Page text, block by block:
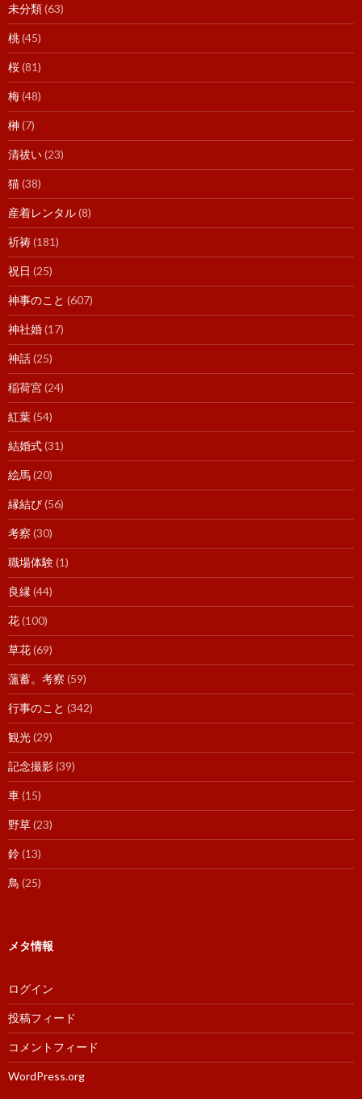
未分類(63)
桃(45)
桜(81)
梅(48)
榊(7)
清祓い(23)
猫(38)
産着レンタル(8)
祈祷(181)
祝日 (25)
神事のこと (607)
神社婚(17)
神話(25)
稲荷宮(24)
紅葉(54)
結婚式(31)
絵馬(20)
縁結び(56)
考察 (30)
職場体験(1)
良縁 (44)
花(100)
草花(69)
薀蓄。考察 (59)
行事のこと (342)
観光(29)
記念撮影(39)
車(15)
野草(23)
鈴(13)
鳥 (25)
メタ情報
ログイン
投稿フィード
コメントフィード
WordPress.org